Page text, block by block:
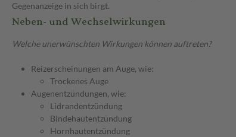
Gegenanzeige in sich birgt.
Neben- und Wechselwirkungen
Welche unerwünschten Wirkungen können auftreten?
Reizerscheinungen am Auge, wie:
Trockenes Auge
Augenentzündungen, wie:
Lidrandentzündung
Bindehautentzündung
Hornhautentzündung